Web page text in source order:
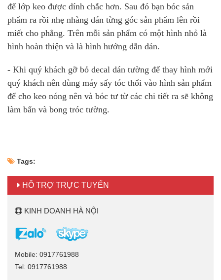
để lớp keo được dính chắc hơn. Sau đó bạn bóc sản
phẩm ra rồi nhẹ nhàng dán từng góc sản phẩm lên rồi
miết cho phẳng. Trên mỗi sản phẩm có một hình nhỏ là
hình hoàn thiện và là hình hướng dẫn dán.
- Khi quý khách gỡ bỏ decal dán tường để thay hình mới
quý khách nên dùng máy sấy tóc thổi vào hình sản phẩm
để cho keo nóng nên và bóc tư từ các chi tiết ra sẽ không
làm bẩn và bong tróc tường.
Tags:
HỖ TRỢ TRỰC TUYẾN
KINH DOANH HÀ NỘI
Mobile: 0917761988
Tel: 0917761988